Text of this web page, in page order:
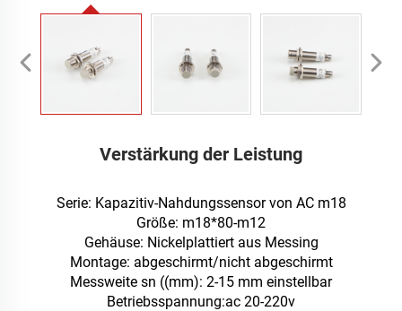
Verstärkung der Leistung
Serie: Kapazitiv-Nahdungssensor von AC m18
Größe: m18*80-m12
Gehäuse: Nickelplattiert aus Messing
Montage: abgeschirmt/nicht abgeschirmt
Messweite sn ((mm): 2-15 mm einstellbar
Betriebsspannung:ac 20-220v